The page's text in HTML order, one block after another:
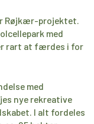
Røjkær-projektet.
med
rart at færdes i for
med
nye rekreative
I alt fordeles